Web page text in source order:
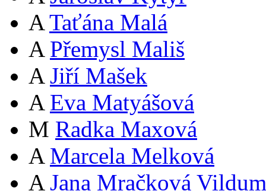
A Taťána Malá
A Přemysl Mališ
A Jiří Mašek
A Eva Matyášová
M Radka Maxová
A Marcela Melková
A Jana Mračková